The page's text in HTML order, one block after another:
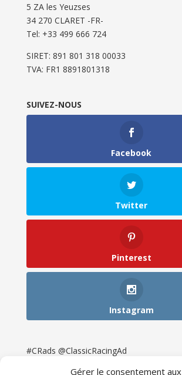
Gérer le consentement aux
5 ZA les Yeuzses
34 270 CLARET -FR-
Tel: ‭+33 499 666 724‬
SIRET: 891 801 318 00033
TVA: FR1 8891801318
SUIVEZ-NOUS
Facebook
Twitter
Pinterest
Instagram
#CRads @ClassicRacingAd